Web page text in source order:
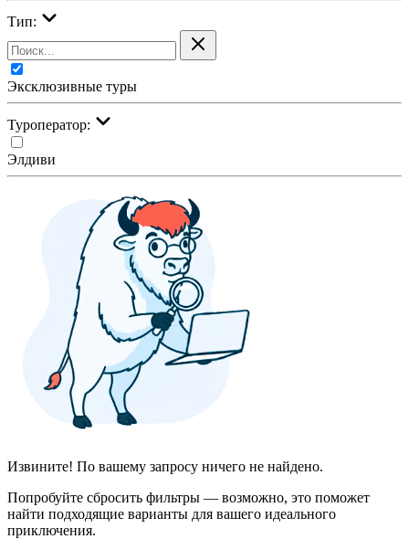
Тип:
Эксклюзивные туры
Туроператор:
Элдиви
Извините! По вашему запросу ничего не найдено.
Попробуйте сбросить фильтры — возможно, это поможет
найти подходящие варианты для вашего идеального
приключения.